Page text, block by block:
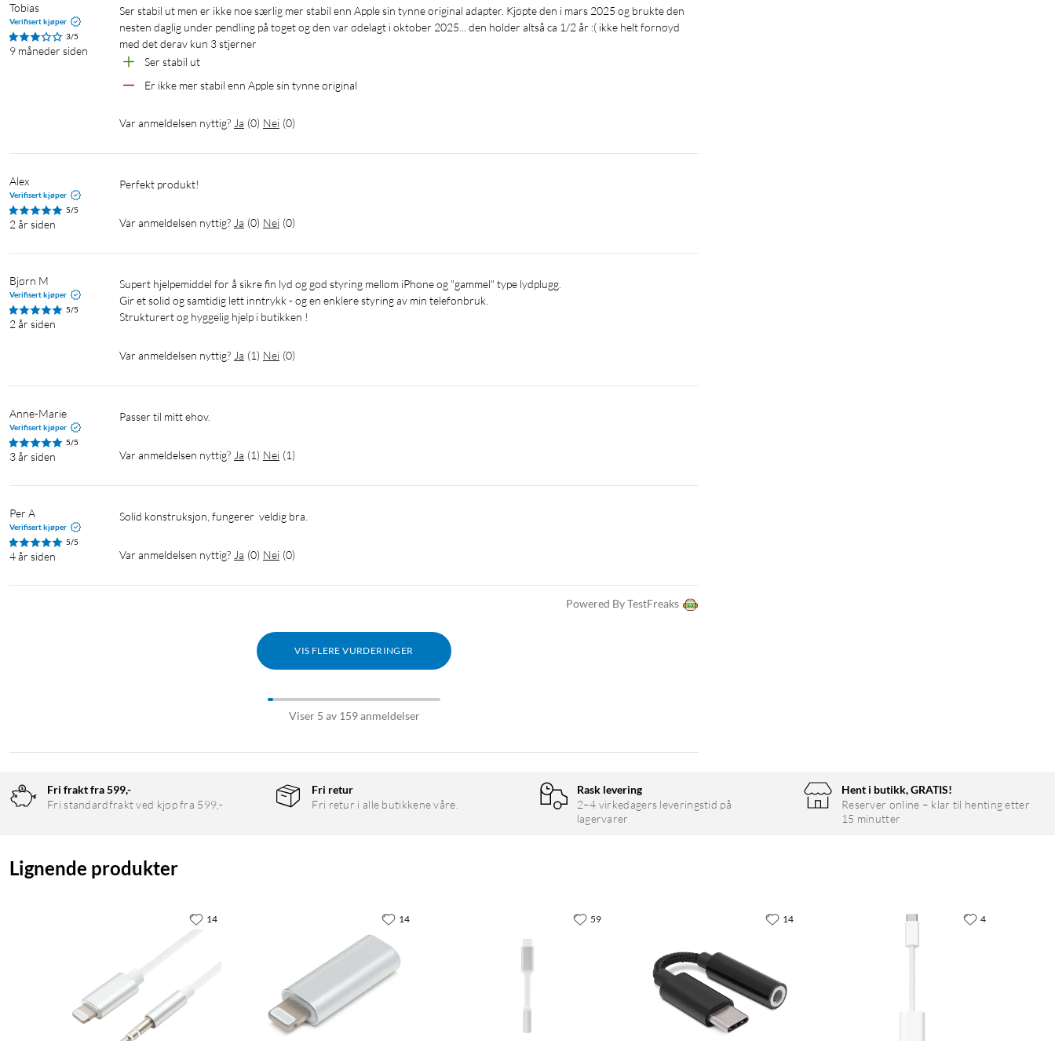
Tobias
Verifisert kjøper
3/5
9 måneder siden
Ser stabil ut men er ikke noe særlig mer stabil enn Apple sin tynne original adapter. Kjøpte den i mars 2025 og brukte den
nesten daglig under pendling på toget og den var ødelagt i oktober 2025... den holder altså ca 1/2 år :( ikke helt fornøyd
med det derav kun 3 stjerner
Ser stabil ut
Er ikke mer stabil enn Apple sin tynne original
Var anmeldelsen nyttig? Ja (0) Nei (0)
Alex
Verifisert kjøper
5/5
2 år siden
Perfekt produkt!
Var anmeldelsen nyttig? Ja (0) Nei (0)
Bjørn M
Verifisert kjøper
5/5
2 år siden
Supert hjelpemiddel for å sikre fin lyd og god styring mellom iPhone og "gammel" type lydplugg.
Gir et solid og samtidig lett inntrykk - og en enklere styring av min telefonbruk.
Strukturert og hyggelig hjelp i butikken !
Var anmeldelsen nyttig? Ja (1) Nei (0)
Anne-Marie
Verifisert kjøper
5/5
3 år siden
Passer til mitt ehov.
Var anmeldelsen nyttig? Ja (1) Nei (1)
Per A
Verifisert kjøper
5/5
4 år siden
Solid konstruksjon, fungerer  veldig bra.
Var anmeldelsen nyttig? Ja (0) Nei (0)
Powered By TestFreaks
VIS FLERE VURDERINGER
Viser 5 av 159 anmeldelser
Fri frakt fra 599,-
Fri standardfrakt ved kjøp fra 599,-
Fri retur
Fri retur i alle butikkene våre.
Rask levering
2–4 virkedagers leveringstid på
lagervarer
Hent i butikk, GRATIS!
Reserver online – klar til henting etter
15 minutter
Lignende produkter
14 14 59 14 4